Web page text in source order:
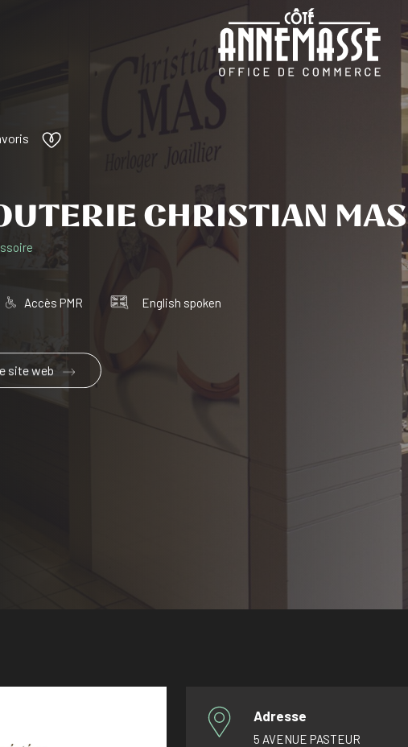
CHRISTIAN MAS
Accès PMR English spoken
site web
Adresse
5 AVENUE PASTEUR